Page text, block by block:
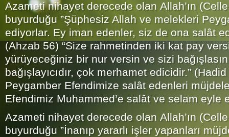
Azameti nihayet derecede olan Allah’ın
buyurduğu ”Şüphesiz Allah ve melekleri
ediyorlar. Ey iman edenler, siz de ona salât
(Ahzab 56) “Size rahmetinden iki kat pay
yürüyeceğiniz bir nur versin ve sizi
bağışlayıcıdır, çok merhamet edicidir.”
Peygamber Efendimize salât edenleri
Efendimiz Muhammed’e salât ve selam eyle
Azameti nihayet derecede olan Allah’ın
buyurduğu ”İnanıp yararlı işler yapanları